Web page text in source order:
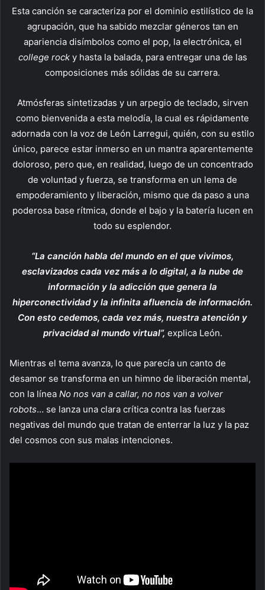
Esta canción se caracteriza por el dominio estilístico de la
agrupación, que ha sabido mezclar géneros tan en
apariencia disímbolos como el pop, la electrónica, el
college rocky hasta la balada, para entregar una de las
composiciones más sólidas de su carrera.
Atmósferas sintetizadas y un arpegio de teclado, sirven
como bienvenida a esta melodía, la cual es rápidamente
adornada con la voz de León Larregui, quién, con su estilo
único, parece estar inmerso en un mantra aparentemente
doloroso, pero que, en realidad, luego de un concentrado
de voluntad y fuerza, se transforma en un lema de
empoderamiento y liberación, mismo que da paso a una
poderosa base rítmica, donde el bajo y la batería lucen en
todo su esplendor.
“La canción habla del mundo en el que vivimos,
esclavizados cada vez más a lo digital, a la nube de
información y la adicción que genera la
hiperconectividad y la infinita afluencia de información.
Con esto cedemos, cada vez más, nuestra atención y
privacidad al mundo virtual”, explica León.
Mientras el tema avanza, lo que parecía un canto de
desamor se transforma en un himno de liberación mental,
con la línea No nos van a callar, no nos van a volver
robots… se lanza una clara crítica contra las fuerzas
negativas del mundo que tratan de enterrar la luz y la paz
del cosmos con sus malas intenciones.